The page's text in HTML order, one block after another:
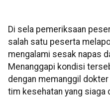
Di sela pemeriksaan
salah satu peserta
mengalami sesak napas
Menanggapi kondisi
dengan memanggil dokter
tim kesehatan yang siaga